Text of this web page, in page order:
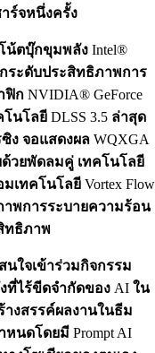
ร์จหนึ่งครั้ง
น้ตบุ๊กขุมพลัง Intel®
ระดับประสิทธิภาพการ
ฟิก NVIDIA® GeForce
โนโลยี DLSS 3.5 ล่าสุด
ง จอแสดงผล WQXGA
วยพัดลมคู่ เทคโนโลยี
มเทคโนโลยี Vortex Flow
าพการระบายความร้อน
ทธิภาพ
นใจเข้าร่วมกิจกรรม
ที่ไร้ขีดจำกัดของ AI ใน
างสรรค์ผลงานในธีม
หนดโดยมี Prompt AI